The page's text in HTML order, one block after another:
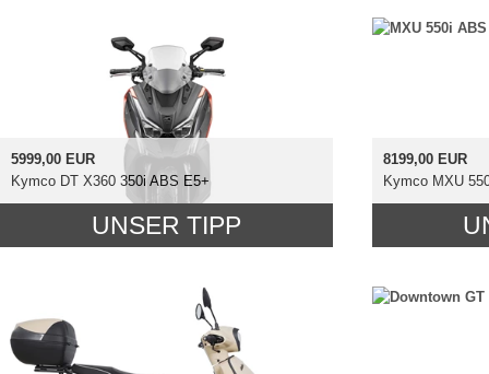
5999,00 EUR
Kymco DT X360 350i ABS E5+
UNSER TIPP
8199,00 EUR
Kymco MXU